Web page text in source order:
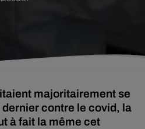
majoritairement se
contre le covid, la
à fait la même cet